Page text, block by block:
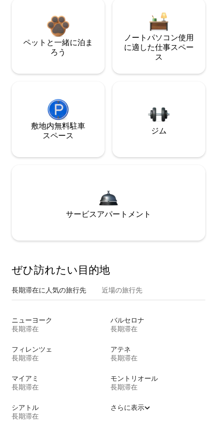
ペットと一緒に泊ま
ろう
ノートパソコン使用
に適した仕事スペー
ス
敷地内無料駐⁠車
ス⁠ペ⁠ー⁠ス
ジム
サービスアパートメント
ぜひ訪⁠れ⁠た⁠い目⁠的⁠地
長期滞在に人気の旅行先 近場の旅行先
ニューヨーク
長期滞在
バルセロナ
長期滞在
フィレンツェ
長期滞在
アテネ
長期滞在
マイアミ
長期滞在
モントリオール
長期滞在
シアトル
長期滞在
さらに表示